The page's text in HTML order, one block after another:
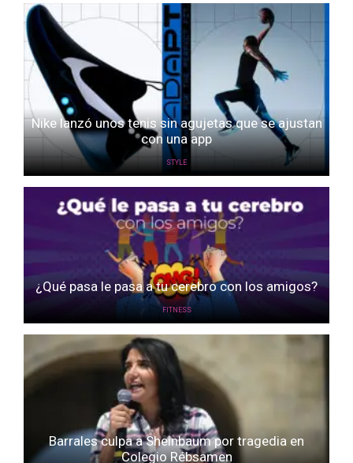
Nike lanzó unos tenis sin agujetas que se ajustan
con una app
STYLE
¿Qué pasa le pasa a tu cerebro con los amigos?
FITNESS
Barrales culpa a Sheinbaum por tragedia en
Colegio Rébsamen